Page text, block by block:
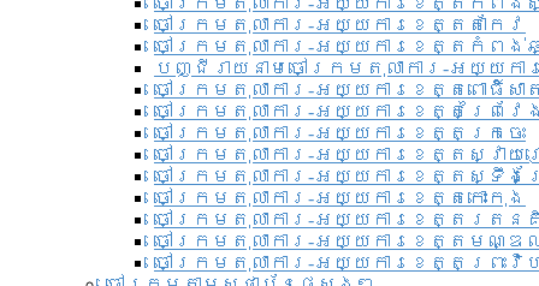
ចៅក្រមតុលាការ-អយ្យការខេត្តតាកែវ
ចៅក្រមតុលាការ-អយ្យការខេត្តកំពង់
បញ្ជីរាយនាមចៅក្រមតុលាការ-អយ្យក
ចៅក្រមតុលាការ-អយ្យការខេត្តពោធិ៍សា
ចៅក្រមតុលាការ-អយ្យការខេត្តព្រៃវែ
ចៅក្រមតុលាការ-អយ្យការខេត្តក្រចេះ
ចៅក្រមតុលាការ-អយ្យការខេត្តស្វាយ
ចៅក្រមតុលាការ-អយ្យការខេត្តស្ទឹង
ចៅក្រមតុលាការ-អយ្យការខេត្តកោះកុង
ចៅក្រមតុលាការ-អយ្យការខេត្តរតន
ចៅក្រមតុលាការ-អយ្យការខេត្តមណ្
ចៅក្រមតុលាការ-អយ្យការខេត្តព្រះវិហ